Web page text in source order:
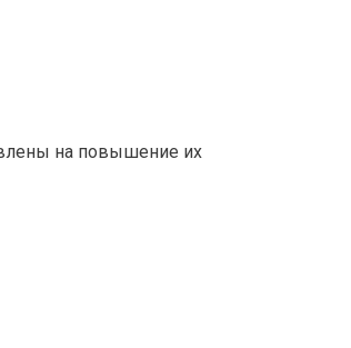
на повышение их